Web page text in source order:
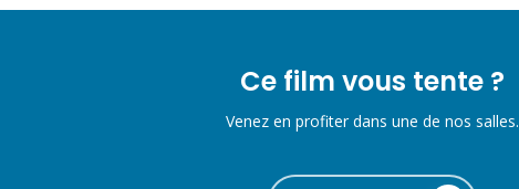
Ce film vous tente ?
Venez en profiter dans une de nos salles.